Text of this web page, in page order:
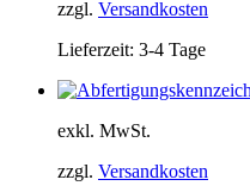
zzgl. Versandkosten
Lieferzeit: 3-4 Tage
exkl. MwSt.
zzgl. Versandkosten